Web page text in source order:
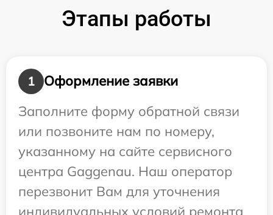
Этапы работы
1
Оформление заявки
Заполните форму обратной связи
или позвоните нам по номеру,
указанному на сайте сервисного
центра Gaggenau. Наш оператор
перезвонит Вам для уточнения
индивидуальных условий ремонта